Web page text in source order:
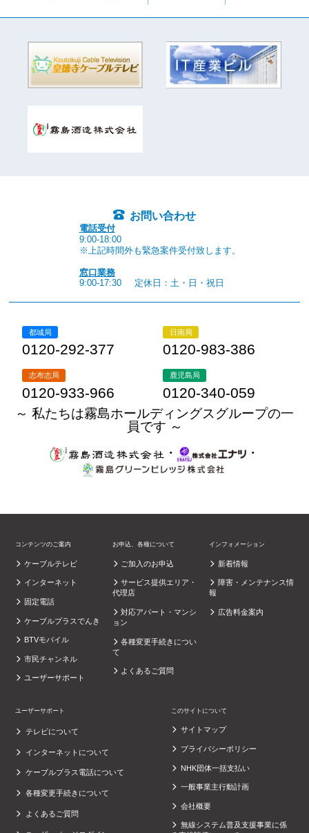
お問い合わせ
電話受付
9:00-18:00
※上記時間外も緊急案件受付致します。
窓口業務
9:00-17:30
定休日：土・日・祝日
都城局
0120-292-377
日南局
0120-983-386
志布志局
0120-933-966
鹿児島局
0120-340-059
～ 私たちは霧島ホールディングスグループの一
員です ～
・
・
コンテンツのご案内
ケーブルテレビ
インターネット
固定電話
ケーブルプラスでんき
BTVモバイル
市民チャンネル
ユーザーサポート
お申込、各種について
ご加入のお申込
サービス提供エリア・
代理店
対応アパート・マンシ
ョン
各種変更手続きについ
て
よくあるご質問
インフォメーション
新着情報
障害・メンテナンス情
報
広告料金案内
ユーザーサポート
テレビについて
インターネットについて
ケーブルプラス電話について
各種変更手続きについて
よくあるご質問
このサイトについて
サイトマップ
プライバシーポリシー
NHK団体一括支払い
一般事業主行動計画
会社概要
無線システム普及支援事業に係